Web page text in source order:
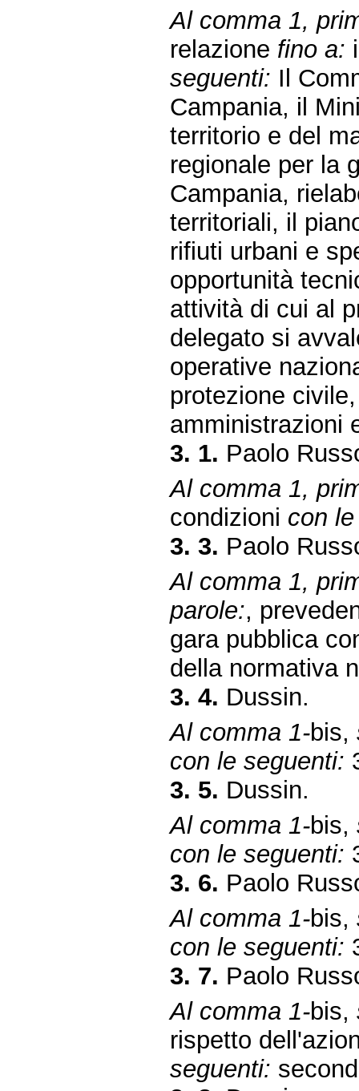
Al comma 1,
relazione fino a:
seguenti: Il
Campania, il
territorio e del
regionale per la
Campania,
territoriali, il
rifiuti urbani e
opportunità
attività di cui al
delegato si
operative
protezione
amministrazioni
3. 1. Paolo
Al comma 1,
condizioni con
3. 3. Paolo
Al comma 1,
parole:,
gara pubblica
della normativa
3. 4. Dussin.
Al comma 1-bis,
con le seguenti:
3. 5. Dussin.
Al comma 1-bis,
con le seguenti:
3. 6. Paolo
Al comma 1-bis,
con le seguenti:
3. 7. Paolo
Al comma 1-bis,
rispetto
seguenti: